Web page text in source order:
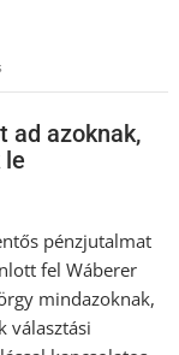
ad azoknak,
le
pénzjutalmat
fel Wáberer
mindazoknak,
választási